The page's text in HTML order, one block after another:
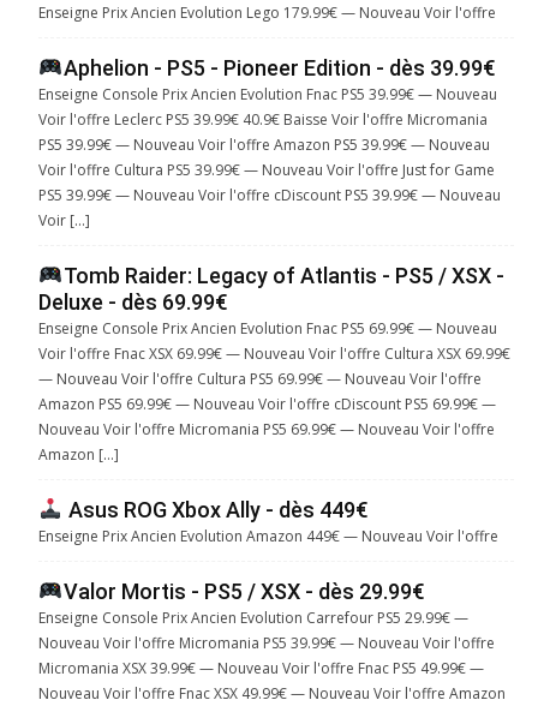
Enseigne Prix Ancien Evolution Lego 179.99€ — Nouveau Voir l'offre
Aphelion - PS5 - Pioneer Edition - dès 39.99€
Enseigne Console Prix Ancien Evolution Fnac PS5 39.99€ — Nouveau
Voir l'offre Leclerc PS5 39.99€ 40.9€ Baisse Voir l'offre Micromania
PS5 39.99€ — Nouveau Voir l'offre Amazon PS5 39.99€ — Nouveau
Voir l'offre Cultura PS5 39.99€ — Nouveau Voir l'offre Just for Game
PS5 39.99€ — Nouveau Voir l'offre cDiscount PS5 39.99€ — Nouveau
Voir […]
Tomb Raider: Legacy of Atlantis - PS5 / XSX -
Deluxe - dès 69.99€
Enseigne Console Prix Ancien Evolution Fnac PS5 69.99€ — Nouveau
Voir l'offre Fnac XSX 69.99€ — Nouveau Voir l'offre Cultura XSX 69.99€
— Nouveau Voir l'offre Cultura PS5 69.99€ — Nouveau Voir l'offre
Amazon PS5 69.99€ — Nouveau Voir l'offre cDiscount PS5 69.99€ —
Nouveau Voir l'offre Micromania PS5 69.99€ — Nouveau Voir l'offre
Amazon […]
Asus ROG Xbox Ally - dès 449€
Enseigne Prix Ancien Evolution Amazon 449€ — Nouveau Voir l'offre
Valor Mortis - PS5 / XSX - dès 29.99€
Enseigne Console Prix Ancien Evolution Carrefour PS5 29.99€ —
Nouveau Voir l'offre Micromania PS5 39.99€ — Nouveau Voir l'offre
Micromania XSX 39.99€ — Nouveau Voir l'offre Fnac PS5 49.99€ —
Nouveau Voir l'offre Fnac XSX 49.99€ — Nouveau Voir l'offre Amazon